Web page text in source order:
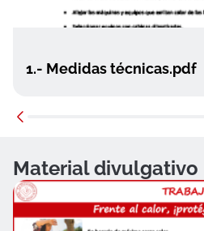
1.- Medidas técnicas.pdf
Material divulgativo